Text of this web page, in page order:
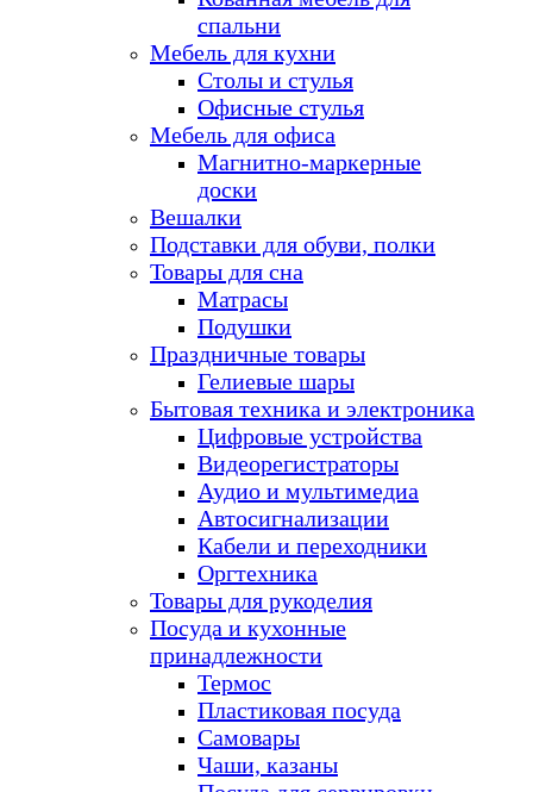
спальни
Мебель для кухни
Столы и стулья
Офисные стулья
Мебель для офиса
Магнитно-маркерные
доски
Вешалки
Подставки для обуви, полки
Товары для сна
Матрасы
Подушки
Праздничные товары
Гелиевые шары
Бытовая техника и электроника
Цифровые устройства
Видеорегистраторы
Аудио и мультимедиа
Автосигнализации
Кабели и переходники
Оргтехника
Товары для рукоделия
Посуда и кухонные
принадлежности
Термос
Пластиковая посуда
Самовары
Чаши, казаны